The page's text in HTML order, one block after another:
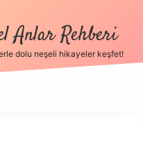
Anlar Rehberi
dolu neşeli hikayeler keşfet!